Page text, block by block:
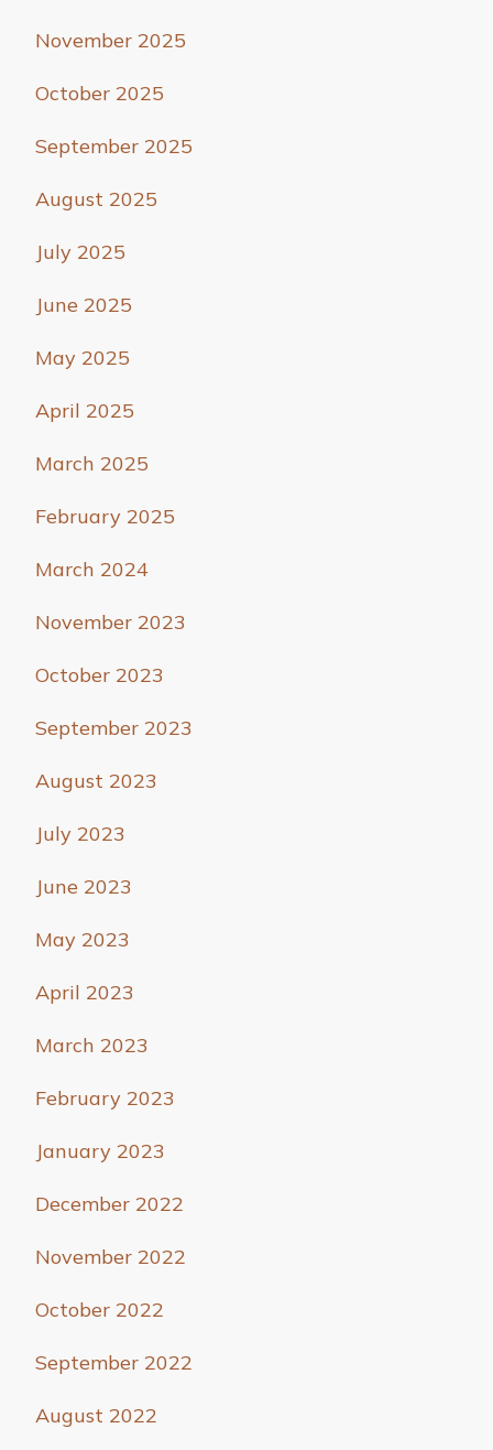
November 2025
October 2025
September 2025
August 2025
July 2025
June 2025
May 2025
April 2025
March 2025
February 2025
March 2024
November 2023
October 2023
September 2023
August 2023
July 2023
June 2023
May 2023
April 2023
March 2023
February 2023
January 2023
December 2022
November 2022
October 2022
September 2022
August 2022